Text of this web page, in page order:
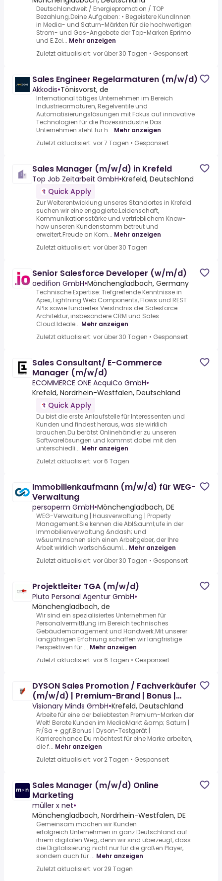
Deutschlandweit / Energiepromotion / TOP
Bezahlung.Deine Aufgaben: • Begeistere KundInnen
in Media- und Saturn-Märkten für die hochwertigen
Strom- und Gas-Angebote der Top-Marken Eprimo
und E.Zei... Mehr anzeigen
Zuletzt aktualisiert: vor über 30 Tagen • Gesponsert
Sales Engineer Regelarmaturen (m/w/d)
Akkodis•Tönisvorst, de
International tätiges Unternehmen im Bereich
Industriearmaturen, Regelventile und
Automatisierungslösungen mit Fokus auf innovative
Technologien für die Prozessindustrie.Das
Unternehmen steht für h... Mehr anzeigen
Zuletzt aktualisiert: vor 7 Tagen • Gesponsert
Sales Manager (m/w/d) in Krefeld
Top Job Zeitarbeit GmbH•Krefeld, Deutschland
Quick Apply
Zur Weiterentwicklung unseres Standortes in Krefeld
suchen wir eine engagierte.Leidenschaft,
Kommunikationsstärke und vertrieblichem Know-
how unseren Kundenstamm betreut und
erweitert.Freude an Kom... Mehr anzeigen
Zuletzt aktualisiert: vor über 30 Tagen
Senior Salesforce Developer (w/m/d)
aedifion GmbH•Mönchengladbach, Germany
Technische Expertise: Tiefgreifende Kenntnisse in
Apex, Lightning Web Components, Flows und REST
APIs sowie fundiertes Verstndnis der Salesforce-
Architektur, insbesondere CRM und Sales
Cloud.Ideale... Mehr anzeigen
Zuletzt aktualisiert: vor über 30 Tagen • Gesponsert
Sales Consultant/ E-Commerce
Manager (m/w/d)
ECOMMERCE ONE AcquiCo GmbH•
Krefeld, Nordrhein-Westfalen, Deutschland
Quick Apply
Du bist die erste Anlaufstelle für Interessenten und
Kunden und findest heraus, was sie wirklich
brauchen.Du berätst Onlinehändler zu unseren
Softwarelösungen und kommst dabei mit den
unterschiedli... Mehr anzeigen
Zuletzt aktualisiert: vor 6 Tagen
Immobilienkaufmann (m/w/d) für WEG-
Verwaltung
persoperm GmbH•Mönchengladbach, DE
WEG-Verwaltung | Hausverwaltung | Property
Management.Sie kennen die Abl&auml;ufe in der
Immobilienverwaltung &ndash; und
w&uuml;nschen sich einen Arbeitgeber, der Ihre
Arbeit wirklich wertsch&auml... Mehr anzeigen
Zuletzt aktualisiert: vor über 30 Tagen • Gesponsert
Projektleiter TGA (m/w/d)
Pluto Personal Agentur GmbH•
Mönchengladbach, de
Wir sind ein spezialisiertes Unternehmen für
Personalvermittlung im Bereich technisches
Gebäudemanagement und Handwerk.Mit unserer
langjährigen Erfahrung schaffen wir langfristige
Perspektiven für ... Mehr anzeigen
Zuletzt aktualisiert: vor 6 Tagen • Gesponsert
DYSON Sales Promotion / Fachverkäufer
(m/w/d) | Premium-Brand | Bonus |
Testgerät
Visionary Minds GmbH•Krefeld, Deutschland
Arbeite für eine der beliebtesten Premium-Marken der
Welt! Berate Kunden im MediaMarkt &amp; Saturn |
Fr/Sa + ggf.Bonus | Dyson-Testgerät |
Karrierechance.Du möchtest für eine Marke arbeiten,
die f... Mehr anzeigen
Zuletzt aktualisiert: vor 2 Tagen • Gesponsert
Sales Manager (m/w/d) Online
Marketing
müller x net•
Mönchengladbach, Nordrhein-Westfalen, DE
Gemeinsam machen wir Kunden
erfolgreich.Unternehmen in ganz Deutschland auf
ihrem digitalen Weg, denn wir sind überzeugt, dass
die Digitalisierung nicht nur für die großen Player,
sondern auch für ... Mehr anzeigen
Zuletzt aktualisiert: vor 29 Tagen